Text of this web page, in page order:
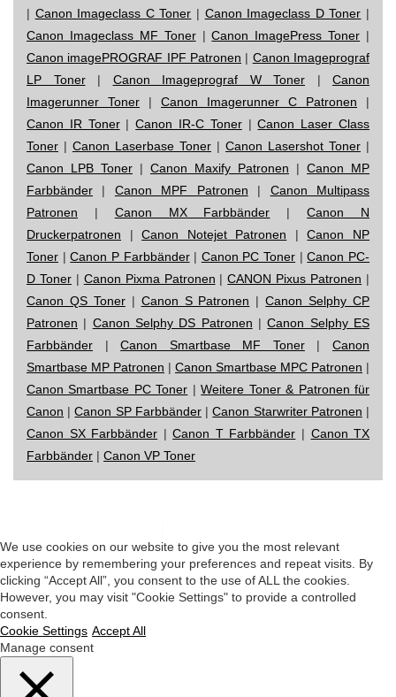
| Canon Imageclass C Toner | Canon Imageclass D Toner |
Canon Imageclass MF Toner|Canon ImagePress Toner |
Canon imagePROGRAF IPF Patronen | Canon Imageprograf
LP Toner| Canon Imageprograf W Toner | Canon
Imagerunner Toner | Canon Imagerunner C Patronen |
Canon IR Toner|Canon IR-C Toner|Canon Laser Class
Toner | Canon Laserbase Toner | Canon Lasershot Toner |
Canon LPB Toner | Canon Maxify Patronen | Canon MP
Farbbänder | Canon MPF Patronen | Canon Multipass
Patronen | Canon MX Farbbänder |Canon N
Druckerpatronen |Canon Notejet Patronen |Canon NP
Toner |Canon P Farbbänder| Canon PC Toner |Canon PC-
D Toner| Canon Pixma Patronen |CANON Pixus Patronen |
Canon QS Toner| Canon S Patronen |Canon Selphy CP
Patronen | Canon Selphy DS Patronen |Canon Selphy ES
Farbbänder |Canon Smartbase MF Toner|Canon
Smartbase MP Patronen | Canon Smartbase MPC Patronen |
Canon Smartbase PC Toner |Weitere Toner & Patronen für
Canon |Canon SP Farbbänder|Canon Starwriter Patronen |
Canon SX Farbbänder |Canon T Farbbänder | Canon TX
Farbbänder | Canon VP Toner
We use cookies on our website to give you the most relevant
experience by remembering your preferences and repeat visits. By
clicking “Accept All”, you consent to the use of ALL the cookies.
However, you may visit "Cookie Settings" to provide a controlled
consent.
Cookie Settings Accept All
Manage consent